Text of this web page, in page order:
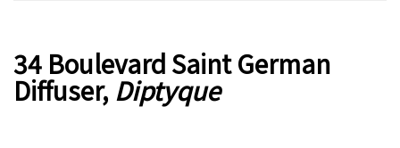
34 Boulevard Saint German
Diffuser, Diptyque